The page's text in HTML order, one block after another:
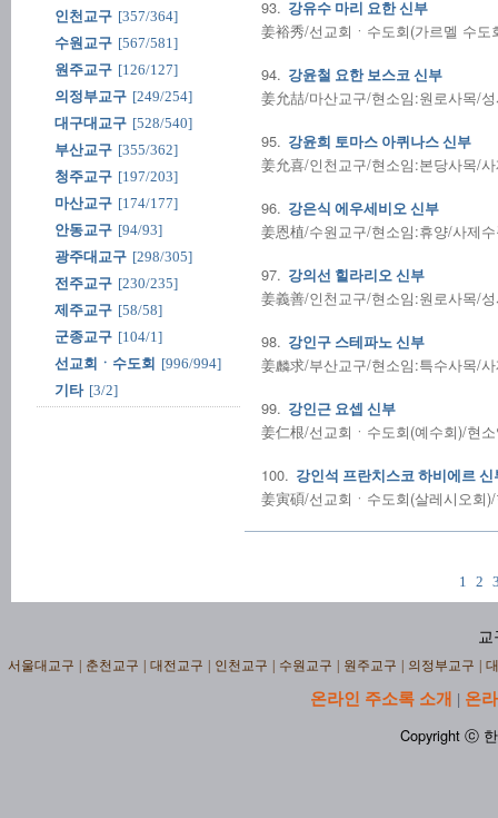
인천교구 [357/364]
수원교구 [567/581]
원주교구 [126/127]
의정부교구 [249/254]
대구대교구 [528/540]
부산교구 [355/362]
청주교구 [197/203]
마산교구 [174/177]
안동교구 [94/93]
광주대교구 [298/305]
전주교구 [230/235]
제주교구 [58/58]
군종교구 [104/1]
선교회ㆍ수도회 [996/994]
기타 [3/2]
93. 강유수 마리 요한 신부
姜裕秀/선교회ㆍ수도회(가르멜 수
94. 강윤철 요한 보스코 신부
姜允喆/마산교구/현소임:원로사목/
95. 강윤희 토마스 아퀴나스 신부
姜允喜/인천교구/현소임:본당사목/
96. 강은식 에우세비오 신부
姜恩植/수원교구/현소임:휴양/사제
97. 강의선 힐라리오 신부
姜義善/인천교구/현소임:원로사목/
98. 강인구 스테파노 신부
姜麟求/부산교구/현소임:특수사목/
99. 강인근 요셉 신부
姜仁根/선교회ㆍ수도회(예수회)/현
100. 강인석 프란치스코 하비에르 신
姜寅碩/선교회ㆍ수도회(살레시오회
1 2
교
서울대교구 춘천교구 대전교구 인천교구 수원교구 원주교구 의정부교구
온라인 주소록 소개 | 온
Copyright ⓒ